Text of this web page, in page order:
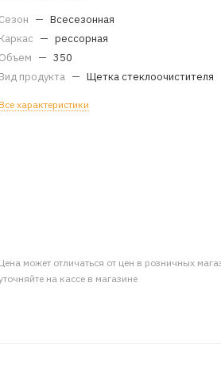
Сезон — Всесезонная
Каркас — рессорная
Объем — 350
Вид продукта — Щетка стеклоочистителя
характеристики
Цена может отличаться от цен в розничных
на кассе в магазине